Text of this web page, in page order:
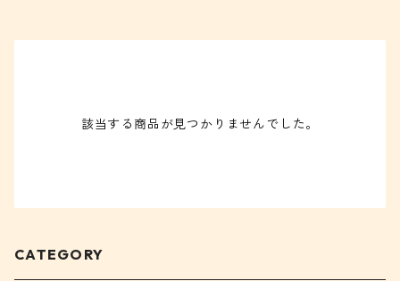
該当する商品が見つかりませんでした。
CATEGORY